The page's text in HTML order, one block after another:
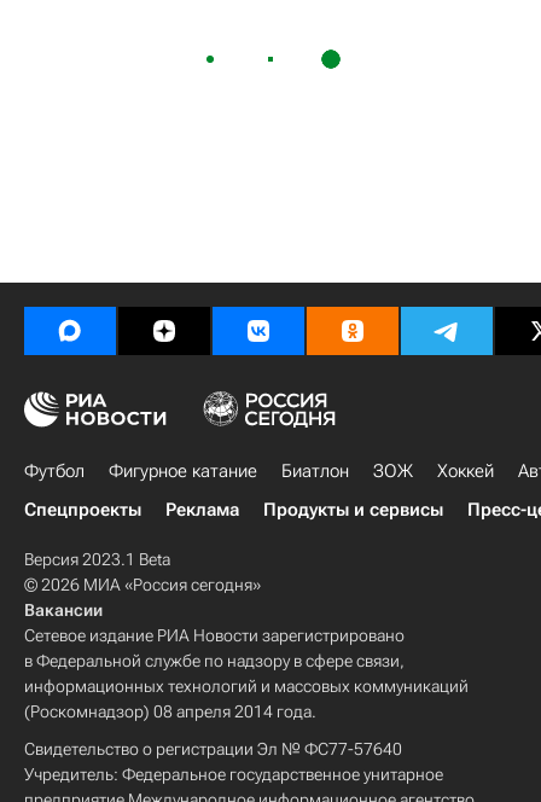
Футбол Фигурное катание Биатлон ЗОЖ Хоккей
Спецпроекты
Реклама Продукты и сервисы Пресс-
Версия 2023.1 Beta
© 2026 МИА «Россия сегодня»
Вакансии
Сетевое издание РИА Новости зарегистрировано
в Федеральной службе по надзору в сфере связи,
информационных технологий и массовых коммуникаций
(Роскомнадзор) 08 апреля 2014 года.
Свидетельство о регистрации Эл № ФС77-57640
Учредитель: Федеральное государственное унитарное